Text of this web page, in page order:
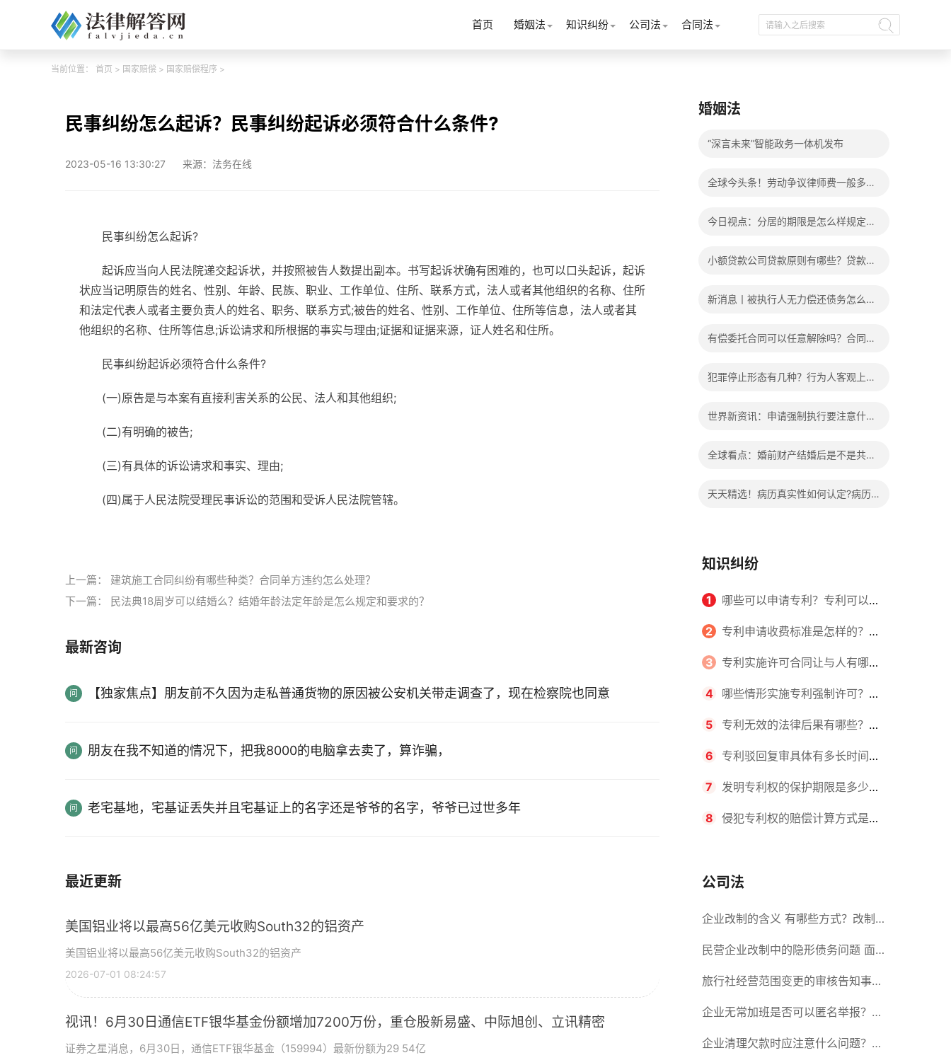
首页 婚姻法 知识纠纷 公司法 合同法
当前位置： 首页 > 国家赔偿 > 国家赔偿程序 >
民事纠纷怎么起诉？民事纠纷起诉必须符合什么条件?
2023-05-16 13:30:27 来源：法务在线
民事纠纷怎么起诉?
起诉应当向人民法院递交起诉状，并按照被告人数提出副本。书写起诉状确有困难的，也可以口头起诉，起诉
状应当记明原告的姓名、性别、年龄、民族、职业、工作单位、住所、联系方式，法人或者其他组织的名称、住所
和法定代表人或者主要负责人的姓名、职务、联系方式;被告的姓名、性别、工作单位、住所等信息，法人或者其
他组织的名称、住所等信息;诉讼请求和所根据的事实与理由;证据和证据来源，证人姓名和住所。
民事纠纷起诉必须符合什么条件?
(一)原告是与本案有直接利害关系的公民、法人和其他组织;
(二)有明确的被告;
(三)有具体的诉讼请求和事实、理由;
(四)属于人民法院受理民事诉讼的范围和受诉人民法院管辖。
上一篇： 建筑施工合同纠纷有哪些种类？合同单方违约怎么处理？
下一篇： 民法典18周岁可以结婚么？结婚年龄法定年龄是怎么规定和要求的？
最新咨询
【独家焦点】朋友前不久因为走私普通货物的原因被公安机关带走调查了，现在检察院也同意
朋友在我不知道的情况下，把我8000的电脑拿去卖了，算诈骗，
老宅基地，宅基证丢失并且宅基证上的名字还是爷爷的名字，爷爷已过世多年
最近更新
美国铝业将以最高56亿美元收购South32的铝资产
美国铝业将以最高56亿美元收购South32的铝资产
2026-07-01 08:24:57
视讯！6月30日通信ETF银华基金份额增加7200万份，重仓股新易盛、中际旭创、立讯精密
证券之星消息，6月30日，通信ETF银华基金（159994）最新份额为29 54亿
婚姻法
“深言未来”智能政务一体机发布
全球今头条！劳动争议律师费一般多少
今日视点：分居的期限是怎么样规定
小额贷款公司贷款原则有哪些？贷款不
新消息丨被执行人无力偿还债务怎么
有偿委托合同可以任意解除吗？合同无
犯罪停止形态有几种？行为人客观上实
世界新资讯：申请强制执行要注意什么
全球看点：婚前财产结婚后是不是共同
天天精选！病历真实性如何认定?病历
知识纠纷
1 哪些可以申请专利？专利可以同
时多个人一起申请吗？
2 专利申请收费标准是怎样的？申
请不同类型的专利所需要的钱不同
3 专利实施许可合同让与人有哪些
主要义务？专利实施许可合同与专利
许可合同有什么区别？
4 哪些情形实施专利强制许可？专
利强制许可的前提条件是什么？
5 专利无效的法律后果有哪些？专
利的无效情形有哪些？
6 专利驳回复审具体有多长时间？
哪些情况下专利申请可能被驳回？
7 发明专利权的保护期限是多少
年？非专利发明人是否有专利申请
8 侵犯专利权的赔偿计算方式是什
间？
公司法
企业改制的含义 有哪些方式？改制
后国企员工属于什么性质？
民营企业改制中的隐形债务问题 面
对隐形债务问题应该如何解决？
旅行社经营范围变更的审核告知事项
旅游业的发展现状和趋势
企业无常加班是否可以匿名举报？强
制加班公司没有加班费怎么办？
企业清理欠款时应注意什么问题？企